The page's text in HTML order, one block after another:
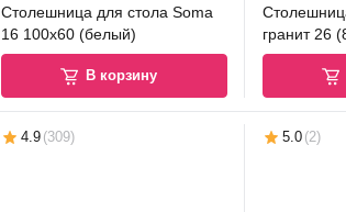
Столешница для стола Soma
16 100x60 (белый)
В корзину
гранит 26
4.9 (309) 5.0 (2)